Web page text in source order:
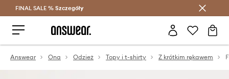
Oszczędzaj z Answear Club >
FINAL SALE % Szczegóły
Answear Ona Odzież Topy i t-shirty Z krótkim rękawem